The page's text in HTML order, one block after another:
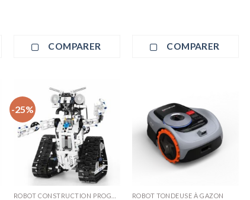
COMPARER COMPARER
-25%
ROBOT TONDEUSE À GAZON